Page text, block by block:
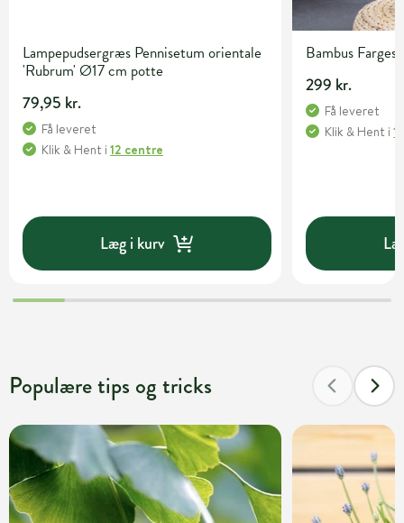
Lampepudsergræs Pennisetum orientale
'Rubrum' Ø17 cm potte
79,95 kr.
Få leveret
Klik & Hent i 12 centre
Læg i kurv
Bambus
299 kr.
Få leveret
Klik & Hent i
Populære tips og tricks